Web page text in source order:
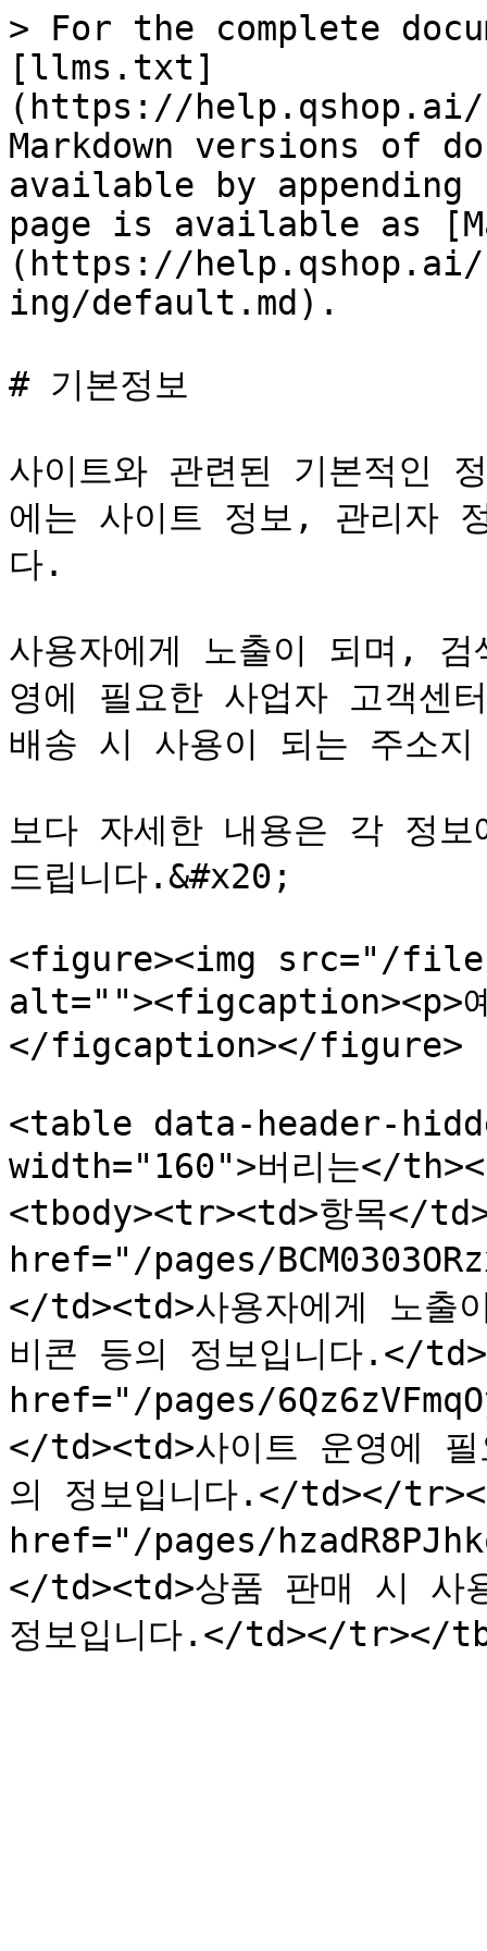
> For the complete
[llms.txt]
(https://
Markdown versions of
available by
page is available as
(https://help.qshop.ai/
ing/default.md).
# 기본정보
사이트와 관련된 기본적인
에는 사이트 정보, 관리자
다.
사용자에게 노출이 되며,
영에 필요한 사업자 고객센
배송 시 사용이 되는 주소
보다 자세한 내용은 각 정
드립니다.&#x20;
<figure><img src="/files/
alt=""><figcaption><p>
</figcaption></figure>
<table data-header-
width="160">버리는</
<tbody><tr><td>항목</
href="/pages/
</td><td>사용자에게 노출
비콘 등의 정보입니다.</
href="/pages/
</td><td>사이트 운영에
의 정보입니다.</td></
href="/pages/
</td><td>상품 판매 시 사